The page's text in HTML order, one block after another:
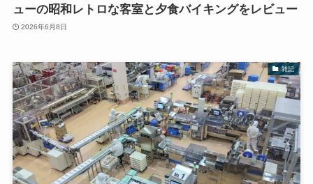
ューの昭和レトロな客室と夕食バイキングをレビュー
2026年6月8日
雑記